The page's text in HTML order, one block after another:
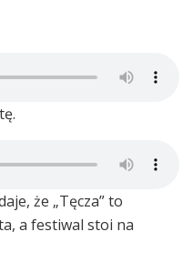
że „Tęcza” to
a festiwal stoi na